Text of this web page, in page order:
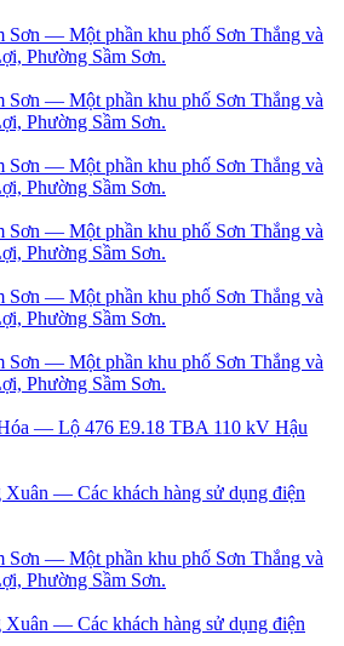
Sơn — Một phần khu phố Sơn Thắng và
Phường Sầm Sơn.
Sơn — Một phần khu phố Sơn Thắng và
Phường Sầm Sơn.
Sơn — Một phần khu phố Sơn Thắng và
Phường Sầm Sơn.
Sơn — Một phần khu phố Sơn Thắng và
Phường Sầm Sơn.
Sơn — Một phần khu phố Sơn Thắng và
Phường Sầm Sơn.
Sơn — Một phần khu phố Sơn Thắng và
Phường Sầm Sơn.
— Lộ 476 E9.18 TBA 110 kV Hậu
— Các khách hàng sử dụng điện
Sơn — Một phần khu phố Sơn Thắng và
Phường Sầm Sơn.
— Các khách hàng sử dụng điện